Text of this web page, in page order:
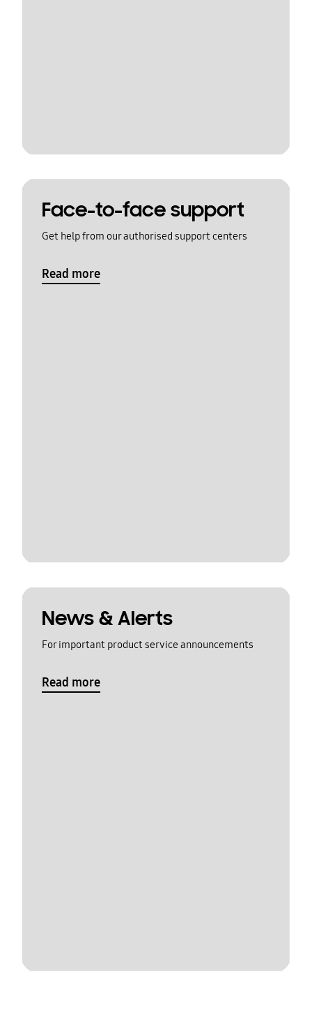
Face-to-face support
Get help from our authorised support centers
Read more
News & Alerts
For important product service announcements
Read more